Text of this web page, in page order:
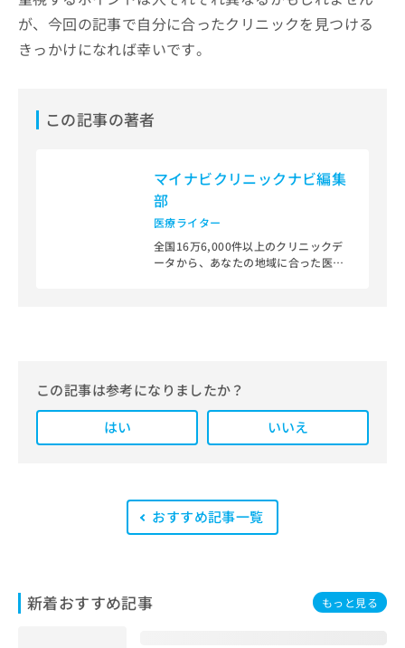
が、今回の記事で自分に合ったクリニックを見つける
きっかけになれば幸いです。
この記事の著者
マイナビクリニックナビ編集
部
医療ライター
全国16万6,000件以上のクリニックデ
ータから、あなたの地域に合った医療
また、医療広告ガイドラインに準拠し
た編集体制を整えており、編集部内に
は、一般社団法人薬機法医療法規格協
います。
この記事は参考になりましたか？
はい
いいえ
おすすめ記事一覧
新着おすすめ記事 もっと見る